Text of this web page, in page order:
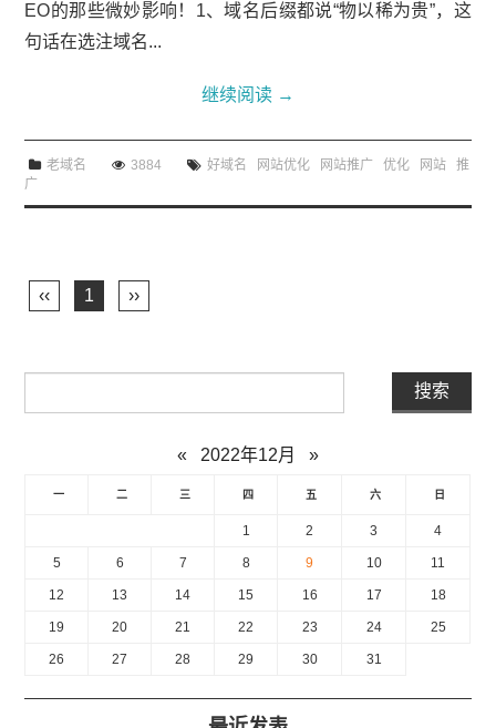
EO的那些微妙影响！1、域名后缀都说“物以稀为贵”，这
句话在选注域名...
继续阅读 →
老域名 3884 好域名 网站优化 网站推广 优化 网站
推
广
‹‹ 1 ››
« 2022年12月 »
一 二 三 四 五 六 日
1 2 3 4
5 6 7 8 9 10 11
12 13 14 15 16 17 18
19 20 21 22 23 24 25
26 27 28 29 30 31